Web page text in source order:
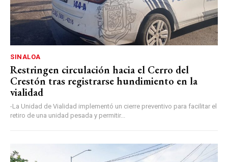
SINALOA
Restringen circulación hacia el Cerro del
Crestón tras registrarse hundimiento en la
vialidad
-La Unidad de Vialidad implementó un cierre preventivo para facilitar el
retiro de una unidad pesada y permitir...